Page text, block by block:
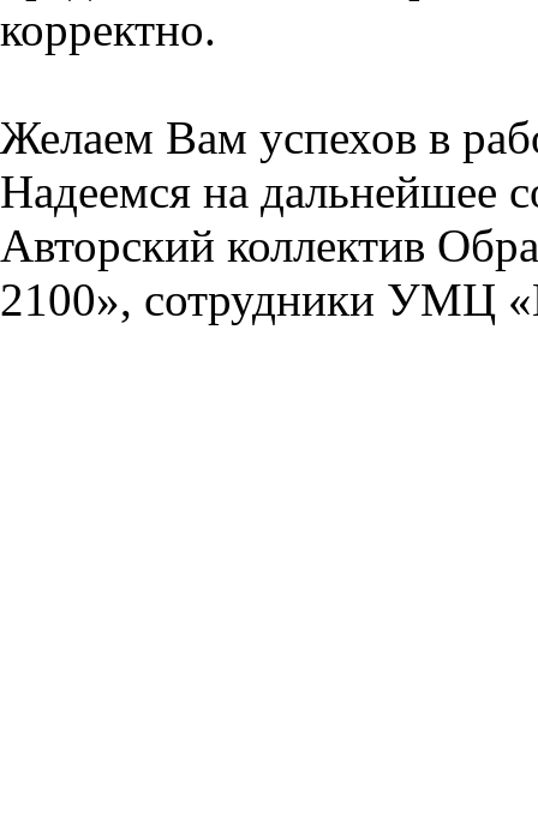
корректно.
Желаем Вам успехов в
Надеемся на дальнейшее
Авторский коллектив
2100», сотрудники УМЦ